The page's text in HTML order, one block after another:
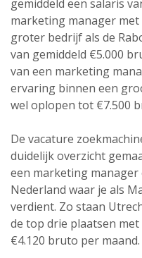
gemiddeld een salaris
marketing manager
groter bedrijf als de
van gemiddeld €5.000
van een marketing
ervaring binnen een
wel oplopen tot €7.500
De vacature
duidelijk overzicht
een marketing manager
Nederland waar je als
verdient. Zo staan
de top drie plaatsen
€4.120 bruto per maand.